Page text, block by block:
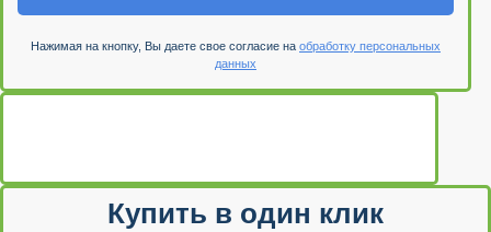
Нажимая на кнопку, Вы даете свое согласие на обработку персональных
данных
Купить в один клик